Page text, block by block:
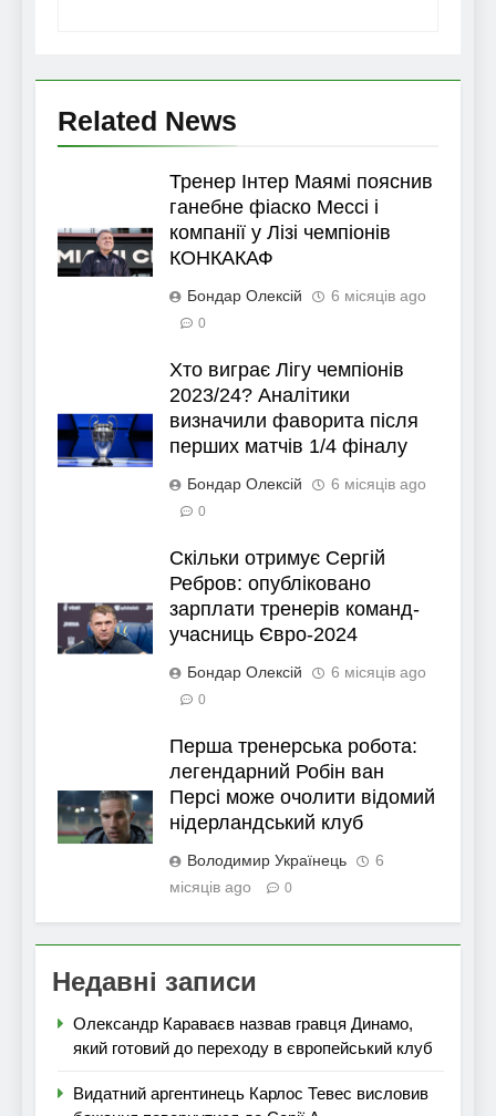
Related News
Тренер Інтер Маямі пояснив
ганебне фіаско Мессі і
компанії у Лізі чемпіонів
КОНКАКАФ
Бондар Олексій 6 місяців ago
0
Хто виграє Лігу чемпіонів
2023/24? Аналітики
визначили фаворита після
перших матчів 1/4 фіналу
Бондар Олексій 6 місяців ago
0
Скільки отримує Сергій
Ребров: опубліковано
зарплати тренерів команд-
учасниць Євро-2024
Бондар Олексій 6 місяців ago
0
Перша тренерська робота:
легендарний Робін ван
Персі може очолити відомий
нідерландський клуб
Володимир Українець
6
місяців ago
0
Недавні записи
Олександр Караваєв назвав гравця Динамо,
який готовий до переходу в європейський клуб
Видатний аргентинець Карлос Тевес висловив